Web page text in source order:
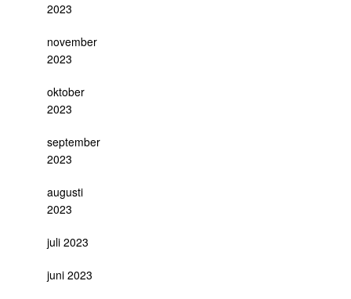
2023
november
2023
oktober
2023
september
2023
augusti
2023
juli 2023
juni 2023